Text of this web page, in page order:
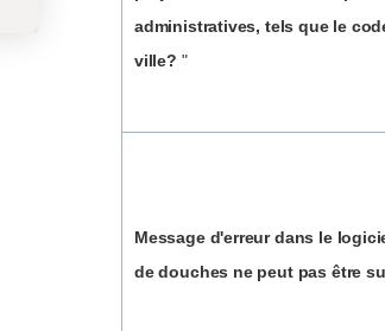
administratives, tels que le
ville? "
Message d'erreur dans le
de douches ne peut pas être